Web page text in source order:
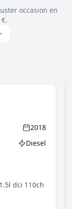
occasion en
Année
2018
Type d'énergie
Diesel
dci 110ch